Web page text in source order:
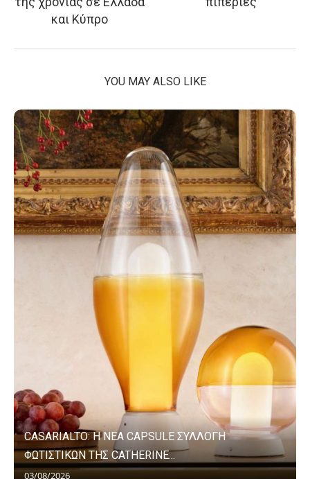
και Κύπρο
YOU MAY ALSO LIKE
CASARIALTO: Η ΝΕΑ CAPSULE ΣΥΛΛΟΓΗ
ΦΩΤΙΣΤΙΚΩΝ ΤΗΣ CATHERINE...
03/08/2026